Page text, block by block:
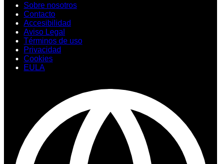
Sobre nosotros
Contacto
Accesibilidad
Aviso Legal
Términos de uso
Privacidad
Cookies
EULA